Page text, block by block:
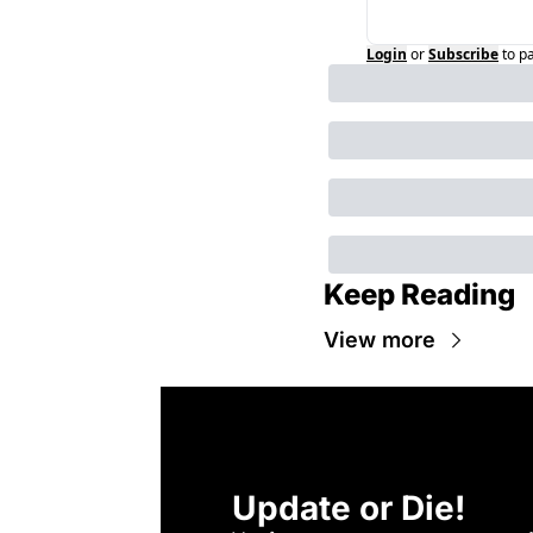
Login orSubscribeto
Keep Reading
View more
Update or Die!